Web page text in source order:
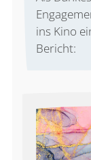
ins Kino
Bericht: